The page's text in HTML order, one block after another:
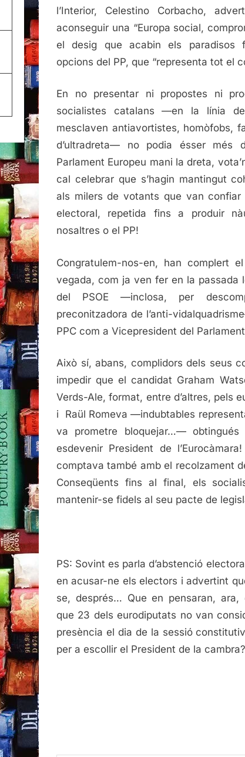
l’Interior, Celestino Corbacho,
aconseguir una “Europa social,
el desig que acabin els paradisos
opcions del PP, que “representa tot el
En no presentar ni propostes ni
socialistes catalans —en la línia
mesclaven antiavortistes, homòfobs,
d’ultradreta— no podia ésser
Parlament Europeu mani la dreta,
cal celebrar que s’hagin mantingut
als milers de votants que van
electoral, repetida fins a produir
nosaltres o el PP!
Congratulem-nos-en, han complert
vegada, com ja ven fer en la passada
del PSOE —inclosa, per
preconitzadora de l’anti-
PPC com a Vicepresident del
Això sí, abans, complidors dels seus
impedir que el candidat Graham
Verds-Ale, format, entre d’altres, pels
i Raül Romeva —indubtables
va prometre bloquejar…—
esdevenir President de
comptava també amb el recolzament
Conseqüents fins al final, els
mantenir-se fidels al seu pacte de
PS: Sovint es parla d’abstenció
en acusar-ne els electors i advertint
se, després… Que en pensaran, ara,
que 23 dels eurodiputats no van
presència el dia de la sessió
per a escollir el President de la cambra?